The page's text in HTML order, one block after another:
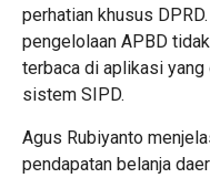
perhatian khusus
pengelolaan APBD
terbaca di aplikasi yang
sistem SIPD.
Agus Rubiyanto
pendapatan belanja